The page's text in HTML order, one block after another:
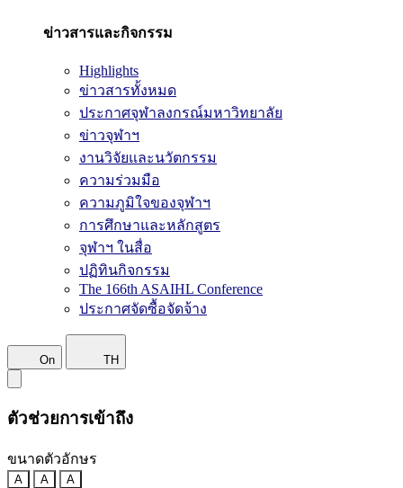
ข่าวสารและกิจกรรม
Highlights
ข่าวสารทั้งหมด
ประกาศจุฬาลงกรณ์มหาวิทยาลัย
ข่าวจุฬาฯ
งานวิจัยและนวัตกรรม
ความร่วมมือ
ความภูมิใจของจุฬาฯ
การศึกษาและหลักสูตร
จุฬาฯ ในสื่อ
ปฏิทินกิจกรรม
The 166th ASAIHL Conference
ประกาศจัดซื้อจัดจ้าง
On TH
ตัวช่วยการเข้าถึง
ขนาดตัวอักษร
A A A